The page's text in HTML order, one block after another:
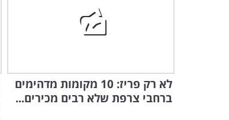
לא רק פריז: 10 מקומות מדהימים
ברחבי צרפת שלא רבים מכירים...